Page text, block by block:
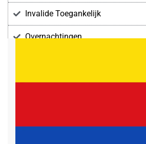
Invalide Toegankelijk
Overnachtingen